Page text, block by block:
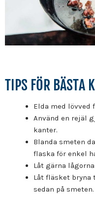
TIPS FÖR BÄSTA
Elda med lövved
Använd en rejäl
kanter.
Blanda smeten
flaska för enkel
Låt gärna
Låt fläsket
sedan på smeten.